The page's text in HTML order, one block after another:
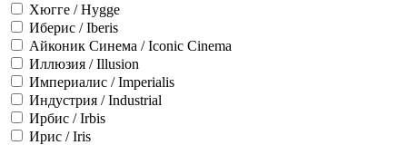
Хюгге / Hygge
Иберис / Iberis
Айконик Синема / Iconic Cinema
Иллюзия / Illusion
Империалис / Imperialis
Индустрия / Industrial
Ирбис / Irbis
Ирис / Iris